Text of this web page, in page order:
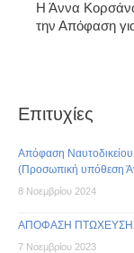
Η Άννα
την Απόφαση
Επιτυχίες
Απόφαση Ναυτοδικείου
(Προσωπική υπόθεση
8 Νοεμβρίου 2024
ΑΠΟΦΑΣΗ
7 Νοεμβρίου 2023